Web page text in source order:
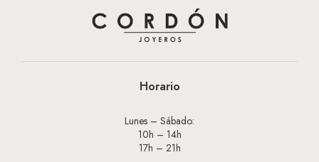
Horario
Lunes – Sábado:
10h – 14h
17h – 21h